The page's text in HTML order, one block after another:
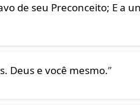
de seu Preconceito; E a
Deus e você mesmo.”